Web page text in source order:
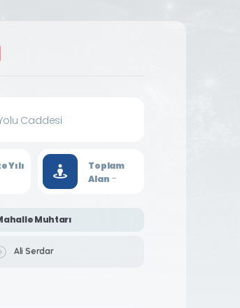
Caddesi
Yılı
Toplam
Alan -
Muhtarı
Ali Serdar